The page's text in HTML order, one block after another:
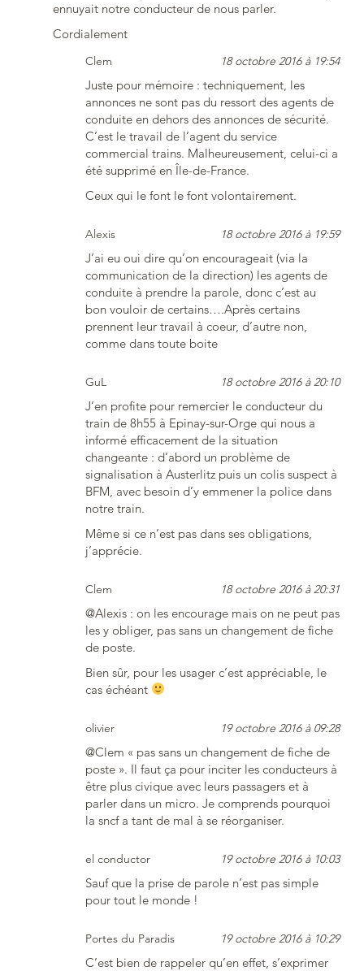
ennuyait notre conducteur de nous parler.
Cordialement
Clem 18 octobre 2016 à 19:54
Juste pour mémoire : techniquement, les
annonces ne sont pas du ressort des agents de
conduite en dehors des annonces de sécurité.
C’est le travail de l’agent du service
commercial trains. Malheureusement, celui-ci a
été supprimé en Île-de-France.
Ceux qui le font le font volontairement.
Alexis 18 octobre 2016 à 19:59
J’ai eu oui dire qu’on encourageait (via la
communication de la direction) les agents de
conduite à prendre la parole, donc c’est au
bon vouloir de certains….Après certains
prennent leur travail à coeur, d’autre non,
comme dans toute boite
GuL 18 octobre 2016 à 20:10
J’en profite pour remercier le conducteur du
train de 8h55 à Epinay-sur-Orge qui nous a
informé efficacement de la situation
changeante : d’abord un problème de
signalisation à Austerlitz puis un colis suspect à
BFM, avec besoin d’y emmener la police dans
notre train.
Même si ce n’est pas dans ses obligations,
j’apprécie.
Clem 18 octobre 2016 à 20:31
@Alexis : on les encourage mais on ne peut pas
les y obliger, pas sans un changement de fiche
de poste.
Bien sûr, pour les usager c’est appréciable, le
cas échéant
olivier 19 octobre 2016 à 09:28
@Clem « pas sans un changement de fiche de
poste ». Il faut ça pour inciter les conducteurs à
être plus civique avec leurs passagers et à
parler dans un micro. Je comprends pourquoi
la sncf a tant de mal à se réorganiser.
el conductor 19 octobre 2016 à 10:03
Sauf que la prise de parole n’est pas simple
pour tout le monde !
Portes du Paradis 19 octobre 2016 à 10:29
C’est bien de rappeler qu’en effet, s’exprimer